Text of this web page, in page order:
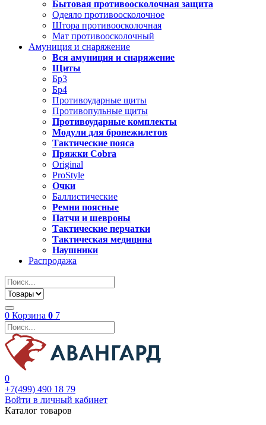
Бытовая противоосколочная защита
Одеяло противоосколочное
Штора противоосколочная
Мат противоосколочный
Амуниция и снаряжение
Вся амуниция и снаряжение
Щиты
Бр3
Бр4
Противоударные щиты
Противопульные щиты
Противоударные комплекты
Модули для бронежилетов
Тактические пояса
Пряжки Cobra
Original
ProStyle
Очки
Баллистические
Ремни поясные
Патчи и шевроны
Тактические перчатки
Тактическая медицина
Наушники
Распродажа
0 Корзина 0 7
0
+7(499) 490 18 79
Войти в личный кабинет
Каталог товаров